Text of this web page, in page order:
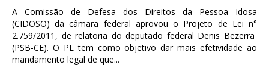
A Comissão de Defesa dos Direitos da Pessoa Idosa
(CIDOSO) da câmara federal aprovou o Projeto de Lei n°
2.759/2011, de relatoria do deputado federal Denis Bezerra
(PSB-CE). O PL tem como objetivo dar mais efetividade ao
mandamento legal de que...